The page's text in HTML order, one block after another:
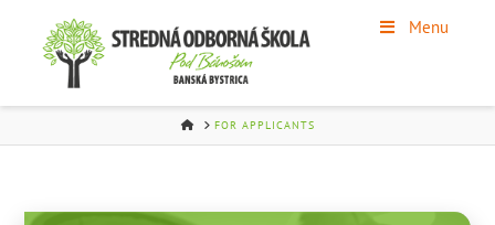
Menu
HOMEFOR APPLICANTS